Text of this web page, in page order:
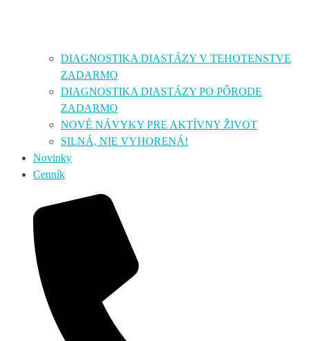
DIAGNOSTIKA DIASTÁZY V TEHOTENSTVE
ZADARMO
DIAGNOSTIKA DIASTÁZY PO PÔRODE
ZADARMO
NOVÉ NÁVYKY PRE AKTÍVNY ŽIVOT
SILNÁ, NIE VYHORENÁ!
Novinky
Cenník